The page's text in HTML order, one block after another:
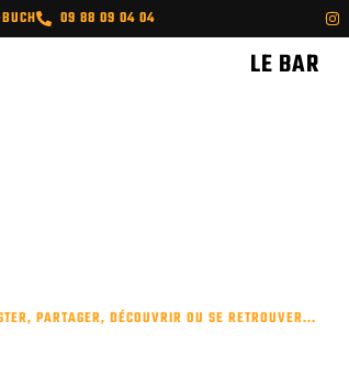
09 88 09 04 04
LE BAR
PARTAGER, DÉCOUVRIR OU SE RETROUVER...